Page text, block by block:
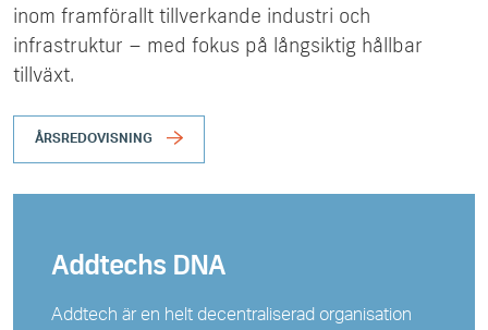
inom framförallt tillverkande industri och
infrastruktur – med fokus på långsiktig hållbar
tillväxt.
ÅRSREDOVISNING
Addtechs DNA
Addtech är en helt decentraliserad organisation